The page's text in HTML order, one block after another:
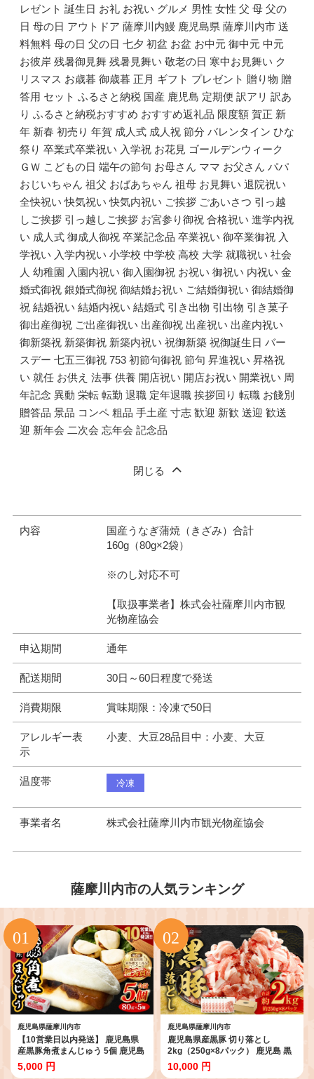
レゼント 誕生日 お礼 お祝い グルメ 男性 女性 父 母 父の
日 母の日 アウトドア 薩摩川内鰻 鹿児島県 薩摩川内市 送
料無料 母の日 父の日 七夕 初盆 お盆 お中元 御中元 中元
お彼岸 残暑御見舞 残暑見舞い 敬老の日 寒中お見舞い ク
リスマス お歳暮 御歳暮 正月 ギフト プレゼント 贈り物 贈
答用 セット ふるさと納税 国産 鹿児島 定期便 訳アリ 訳あ
り ふるさと納税おすすめ おすすめ返礼品 限度額 賀正 新
年 新春 初売り 年賀 成人式 成人祝 節分 バレンタイン ひな
祭り 卒業式卒業祝い 入学祝 お花見 ゴールデンウィーク
ＧＷ こどもの日 端午の節句 お母さん ママ お父さん パパ
おじいちゃん 祖父 おばあちゃん 祖母 お見舞い 退院祝い
全快祝い 快気祝い 快気内祝い ご挨拶 ごあいさつ 引っ越
しご挨拶 引っ越しご挨拶 お宮参り御祝 合格祝い 進学内祝
い 成人式 御成人御祝 卒業記念品 卒業祝い 御卒業御祝 入
学祝い 入学内祝い 小学校 中学校 高校 大学 就職祝い 社会
人 幼稚園 入園内祝い 御入園御祝 お祝い 御祝い 内祝い 金
婚式御祝 銀婚式御祝 御結婚お祝い ご結婚御祝い 御結婚御
祝 結婚祝い 結婚内祝い 結婚式 引き出物 引出物 引き菓子
御出産御祝 ご出産御祝い 出産御祝 出産祝い 出産内祝い
御新築祝 新築御祝 新築内祝い 祝御新築 祝御誕生日 バー
スデー 七五三御祝 753 初節句御祝 節句 昇進祝い 昇格祝
い 就任 お供え 法事 供養 開店祝い 開店お祝い 開業祝い 周
年記念 異動 栄転 転勤 退職 定年退職 挨拶回り 転職 お餞別
贈答品 景品 コンペ 粗品 手土産 寸志 歓迎 新歓 送迎 歓送
迎 新年会 二次会 忘年会 記念品
閉じる
内容
国産うなぎ蒲焼（きざみ）合計
160g（80g×2袋）
※のし対応不可
【取扱事業者】株式会社薩摩川内市観
光物産協会
申込期間 通年
配送期間 30日～60日程度で発送
消費期限 賞味期限：冷凍で50日
アレルギー表
示
小麦、大豆28品目中：小麦、大豆
温度帯 冷凍
事業者名 株式会社薩摩川内市観光物産協会
薩摩川内市の人気ランキング
鹿児島県薩摩川内市
【10営業日以内発送】 鹿児島県
産黒豚角煮まんじゅう 5個 鹿児島
黒豚 角煮 角煮まんじゅう 個包装
小分け ZSR-620
5,000 円
鹿児島県薩摩川内市
鹿児島県産黒豚 切り落とし
2kg（250g×8パック） 鹿児島 黒
豚 切り落とし 小分け 豚肉 ウデ肉
肩肉 ASR-2165
10,000 円